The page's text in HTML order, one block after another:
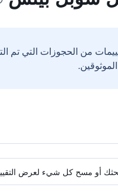
من الحجوزات التي تم
بحثك أو مسح كل شيء لعرض